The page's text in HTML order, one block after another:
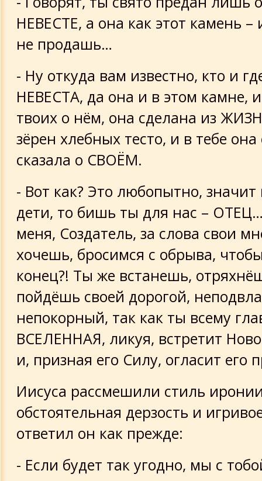
НЕВЕСТЕ, а она как этот камень
не продашь…
- Ну откуда вам известно, кто и
НЕВЕСТА, да она и в этом камне,
твоих о нём, она сделана из
зёрен хлебных тесто, и в тебе
сказала о СВОЁМ.
- Вот как? Это любопытно, значит
дети, то бишь ты для нас –
меня, Создатель, за слова свои
хочешь, бросимся с обрыва,
конец?! Ты же встанешь,
пойдёшь своей дорогой,
непокорный, так как ты всему
ВСЕЛЕННАЯ, ликуя, встретит
и, призная его Силу, огласит его
Иисуса рассмешили стиль
обстоятельная дерзость и
ответил он как прежде:
- Если будет так угодно, мы с